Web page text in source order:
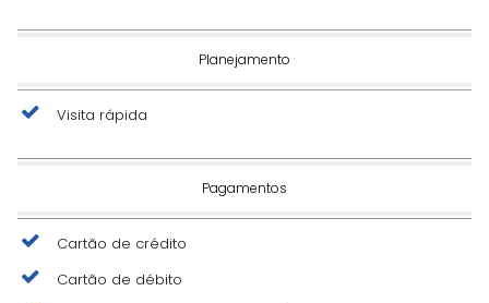
Planejamento
Visita rápida
Pagamentos
Cartão de crédito
Cartão de débito